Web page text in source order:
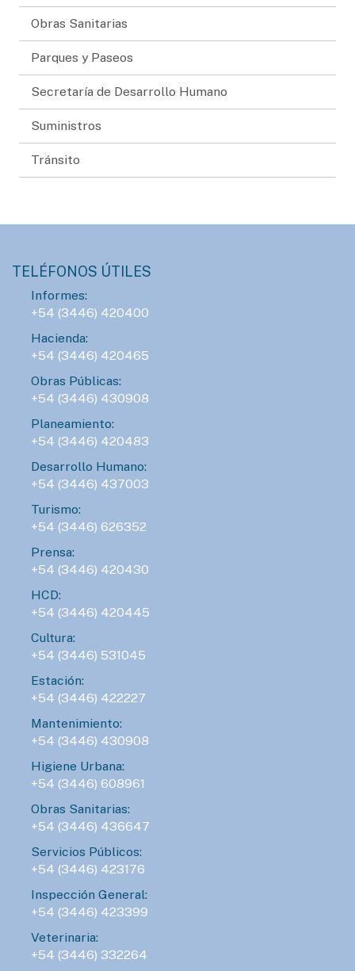
Obras Sanitarias
Parques y Paseos
Secretaría de Desarrollo Humano
Suministros
Tránsito
TELÉFONOS ÚTILES
Informes:
+54 (3446) 420400
Hacienda:
+54 (3446) 420465
Obras Públicas:
+54 (3446) 430908
Planeamiento:
+54 (3446) 420483
Desarrollo Humano:
+54 (3446) 437003
Turismo:
+54 (3446) 626352
Prensa:
+54 (3446) 420430
HCD:
+54 (3446) 420445
Cultura:
+54 (3446) 531045
Estación:
+54 (3446) 422227
Mantenimiento:
+54 (3446) 430908
Higiene Urbana:
+54 (3446) 608961
Obras Sanitarias:
+54 (3446) 436647
Servicios Públicos:
+54 (3446) 423176
Inspección General:
+54 (3446) 423399
Veterinaria:
+54 (3446) 332264